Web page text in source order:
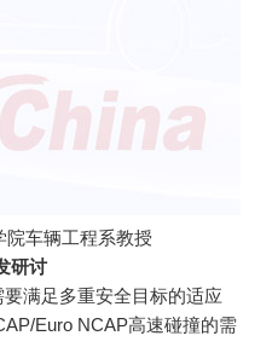
院车辆工程系教授
研讨
满足多重安全目标的适应
Euro NCAP高速碰撞的需